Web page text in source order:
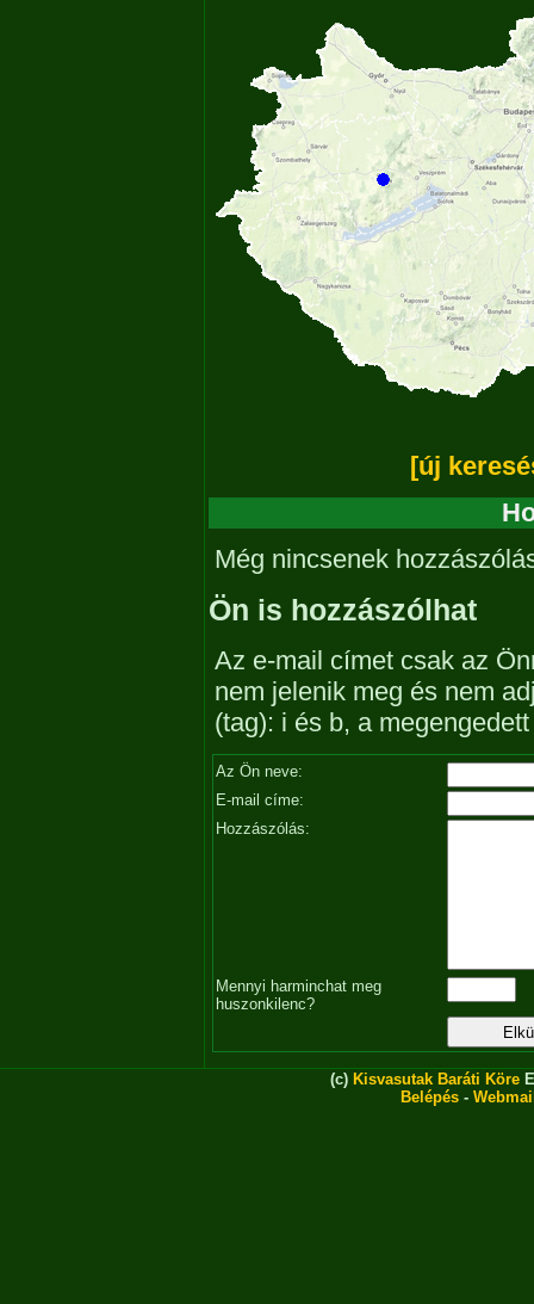
[új
Még nincsenek
Ön is hozzászólhat
Az e-mail címet csak az
nem jelenik meg és nem
(tag): i és b, a
Az Ön neve:
E-mail címe:
Hozzászólás:
Mennyi harminchat meg
huszonkilenc?
(c) Kisvasutak Baráti Köre
Belépés -